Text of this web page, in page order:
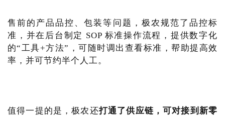
售前的产品品控、包装等问题，极农规范了品控标
准，并在后台制定 SOP 标准操作流程，提供数字化
的“工具+方法”，可随时调出查看标准，帮助提高效
率，并可节约半个人工。
值得一提的是，极农还打通了供应链，可对接到新零